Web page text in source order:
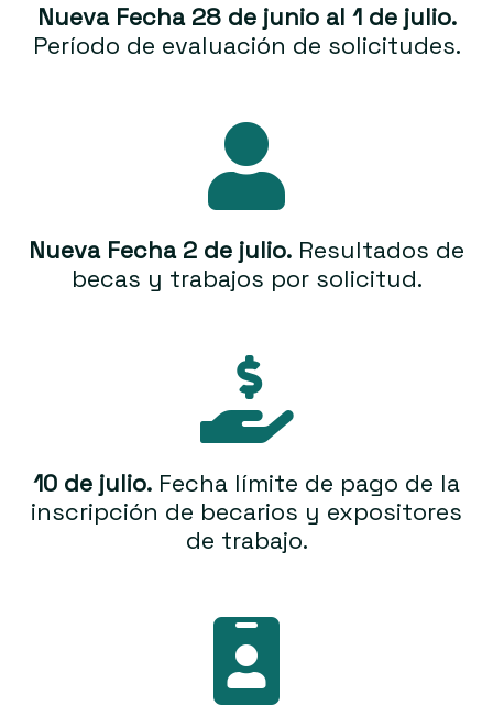
Nueva Fecha 28 de junio al 1 de julio.
Período de evaluación de solicitudes.
Nueva Fecha 2 de julio. Resultados de
becas y trabajos por solicitud.
10 de julio. Fecha límite de pago de la
inscripción de becarios y expositores
de trabajo.